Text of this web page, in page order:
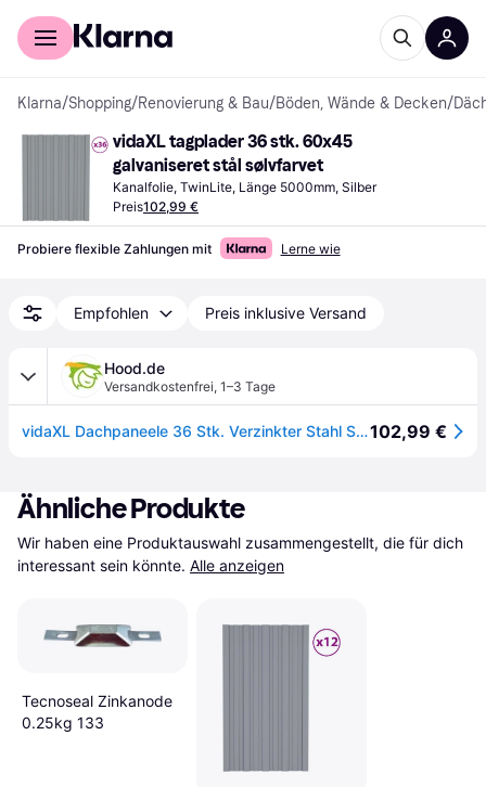
Für Shopper
Klarna/Shopping/Renovierung & Bau/Böden, Wände & Decken/
vidaXL tagplader 36 stk. 60x45
galvaniseret stål sølvfarvet
Kanalfolie, TwinLite, Länge 5000mm, Silber
Preis102,99 €
Probiere flexible Zahlungen mit Lerne wie
Empfohlen Preis inklusive Versand
Hood.de
Versandkostenfrei, 1–3 Tage
vidaXL Dachpaneele 36 Stk. Verzinkter Stahl Silbern 60x45 cm102,99 €
Ähnliche Produkte
Wir haben eine Produktauswahl zusammengestellt, die für dich
interessant sein könnte. Alle anzeigen
Tecnoseal Zinkanode
0.25kg 133